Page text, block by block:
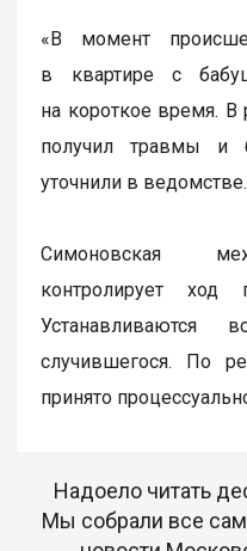
«В момент
в квартире с
на короткое время. В
получил травмы и
уточнили в ведомстве.
Симоновская
контролирует ход
случившегося. По
принято
Надоело читать
Мы собрали все